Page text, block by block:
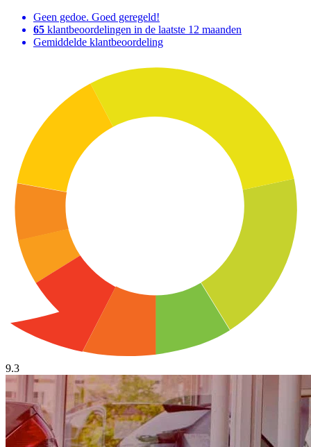
Geen gedoe. Goed geregeld!
65 klantbeoordelingen in de laatste 12 maanden
Gemiddelde klantbeoordeling
9.3